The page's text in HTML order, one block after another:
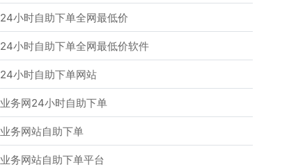
24小时自助下单全网最低价
24小时自助下单全网最低价软件
24小时自助下单网站
业务网24小时自助下单
业务网站自助下单
业务网站自助下单平台